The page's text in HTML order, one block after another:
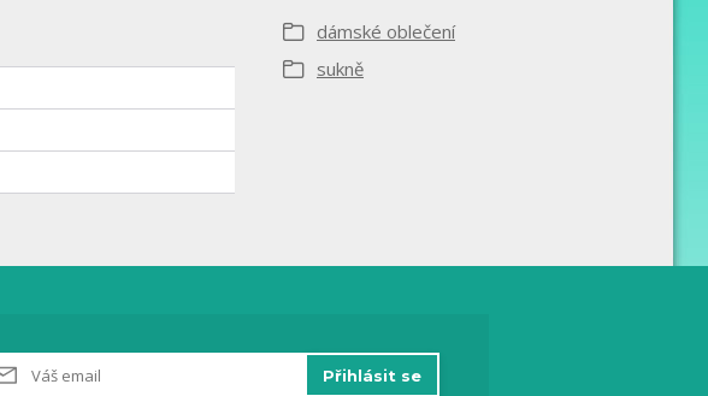
dámské oblečení
sukně
Přihlásit se